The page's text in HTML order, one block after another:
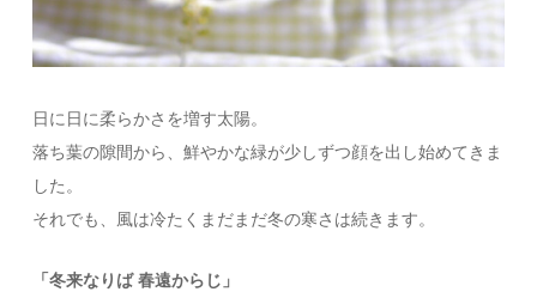
日に日に柔らかさを増す太陽。
落ち葉の隙間から、鮮やかな緑が少しずつ顔を出し始めてきま
した。
それでも、風は冷たくまだまだ冬の寒さは続きます。
「冬来なりば 春遠からじ」